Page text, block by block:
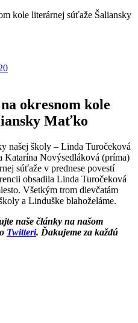
okresnom kole
Maťko
našej školy – Linda Turočeková
Katarína Novýsedláková (príma)
súťaže v prednese povestí
obsadila Linda Turočeková
Všetkým trom dievčatám
a Linduške blahoželáme.
naše články na našom
Twitteri. Ďakujeme za každú